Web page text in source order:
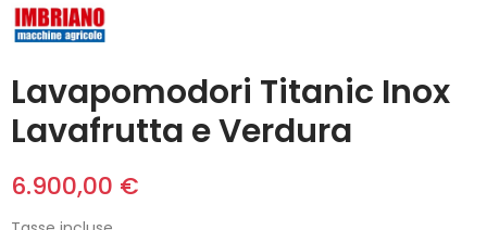
Lavapomodori Titanic Inox
Lavafrutta e Verdura
6.900,00 €